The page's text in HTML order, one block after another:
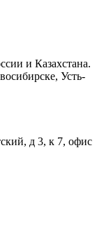
и Казахстана.
Усть-
д 3, к 7, офис